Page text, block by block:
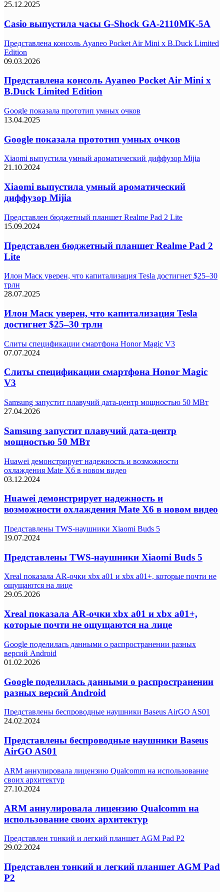
25.12.2025
Casio выпустила часы G-Shock GA-2110MK-5A
Представлена консоль Ayaneo Pocket Air Mini x B.Duck Limited
Edition
09.03.2026
Представлена консоль Ayaneo Pocket Air Mini x
B.Duck Limited Edition
Google показала прототип умных очков
13.04.2025
Google показала прототип умных очков
Xiaomi выпустила умный ароматический диффузор Mijia
21.10.2024
Xiaomi выпустила умный ароматический
диффузор Mijia
Представлен бюджетный планшет Realme Pad 2 Lite
15.09.2024
Представлен бюджетный планшет Realme Pad 2
Lite
Илон Маск уверен, что капитализация Tesla достигнет $25–30
трлн
28.07.2025
Илон Маск уверен, что капитализация Tesla
достигнет $25–30 трлн
Слиты спецификации смартфона Honor Magic V3
07.07.2024
Слиты спецификации смартфона Honor Magic
V3
Samsung запустит плавучий дата-центр мощностью 50 МВт
27.04.2026
Samsung запустит плавучий дата-центр
мощностью 50 МВт
Huawei демонстрирует надежность и возможности
охлаждения Mate X6 в новом видео
03.12.2024
Huawei демонстрирует надежность и
возможности охлаждения Mate X6 в новом видео
Представлены TWS-наушники Xiaomi Buds 5
19.07.2024
Представлены TWS-наушники Xiaomi Buds 5
Xreal показала AR-очки xbx a01 и xbx a01+, которые почти не
ощущаются на лице
29.05.2026
Xreal показала AR-очки xbx a01 и xbx a01+,
которые почти не ощущаются на лице
Google поделилась данными о распространении разных
версий Android
01.02.2026
Google поделилась данными о распространении
разных версий Android
Представлены беспроводные наушники Baseus AirGO AS01
24.02.2024
Представлены беспроводные наушники Baseus
AirGO AS01
ARM аннулировала лицензию Qualcomm на использование
своих архитектур
27.10.2024
ARM аннулировала лицензию Qualcomm на
использование своих архитектур
Представлен тонкий и легкий планшет AGM Pad P2
29.02.2024
Представлен тонкий и легкий планшет AGM Pad
P2